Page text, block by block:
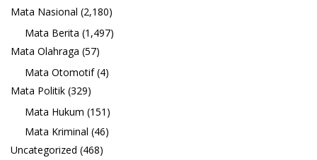
Mata Nasional (2,180)
Mata Berita (1,497)
Mata Olahraga (57)
Mata Otomotif(4)
Mata Politik (329)
Mata Hukum (151)
Mata Kriminal (46)
Uncategorized (468)